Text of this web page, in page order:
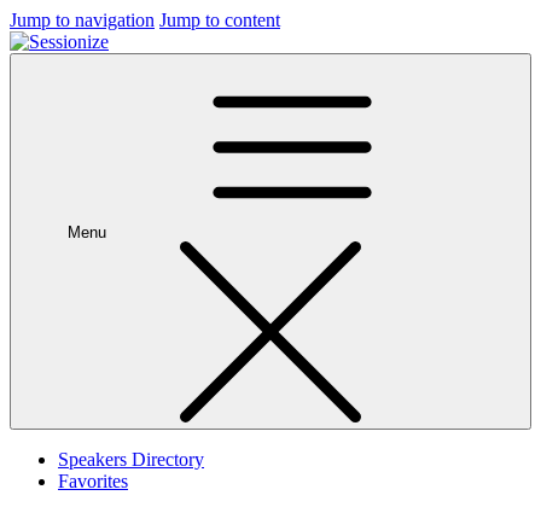
Jump to navigation Jump to content
Menu
Speakers Directory
Favorites